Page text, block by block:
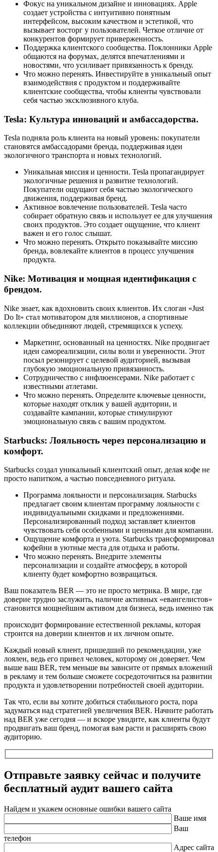
Фокус на уникальном дизайне и инновациях. Apple
создает устройства с интуитивно понятным
интерфейсом, высоким качеством и эстетикой, что
вызывает восторг у пользователей. Четкое отличие от
конкурентов формирует приверженность.
Поддержка клиентского сообщества. Поклонники Apple
общаются на форумах, делятся впечатлениями и
новостями, что усиливает привязанность к бренду.
Что можно перенять. Инвестируйте в уникальный опыт
взаимодействия с продуктом и поддерживайте
клиентские сообщества, чтобы клиенты чувствовали
себя частью эксклюзивного клуба.
Tesla: Культура инноваций и амбассадорства.
Tesla подняла роль клиента на новый уровень: покупатели
становятся амбассадорами бренда, поддерживая идеи
экологичного транспорта и новых технологий.
Уникальная миссия и ценности. Tesla пропагандирует
экологичные решения и развитие технологий.
Покупатели ощущают себя частью экологического
движения, поддерживая бренд.
Активное вовлечение пользователей. Tesla часто
собирает обратную связь и использует ее для улучшения
своих продуктов. Это создает ощущение, что клиент
важен и его голос слышат.
Что можно перенять. Открыто показывайте миссию
бренда, вовлекайте клиентов в процесс улучшения
продукта.
Nike: Мотивация и мощная идентификация с
брендом.
Nike знает, как вдохновить своих клиентов. Их слоган «Just
Do It» стал мотиватором для миллионов, а спортивные
коллекции объединяют людей, стремящихся к успеху.
Маркетинг, основанный на ценностях. Nike продвигает
идеи самореализации, силы воли и уверенности. Этот
посыл резонирует с целевой аудиторией, вызывая
глубокую эмоциональную привязанность.
Сотрудничество с инфлюенсерами. Nike работает с
известными атлетами.
Что можно перенять. Определите ключевые ценности,
которые находят отклик у вашей аудитории, и
создавайте кампании, которые стимулируют
эмоциональную связь с вашим продуктом.
Starbucks: Лояльность через персонализацию и
комфорт.
Starbucks создал уникальный клиентский опыт, делая кофе не
просто напитком, а частью повседневного ритуала.
Программа лояльности и персонализация. Starbucks
предлагает своим клиентам программу лояльности с
индивидуальными скидками и предложениями.
Персонализированный подход заставляет клиентов
чувствовать себя особенными и ценными для компании.
Ощущение комфорта и уюта. Starbucks трансформировал
кофейни в уютные места для отдыха и работы.
Что можно перенять. Внедрите элементы
персонализации и создайте атмосферу, в которой
клиенту будет комфортно возвращаться.
Ваш показатель BER — это не просто метрика. В мире, где
доверие трудно заслужить, наличие активных «евангелистов»
становится мощнейшим активом для бизнеса, ведь именно так
происходит формирование естественной рекламы, которая
строится на доверии клиентов и их личном опыте.
Каждый новый клиент, пришедший по рекомендации, уже
лоялен, ведь его привел человек, которому он доверяет. Чем
выше ваш BER, тем меньше вы зависите от прямых вложений
в рекламу и тем больше сможете сосредоточиться на развитии
продукта и удовлетворении потребностей своей аудитории.
Так что, если вы хотите добиться стабильного роста, пора
задуматься над стратегией увеличения BER. Начните работать
над BER уже сегодня — и вскоре увидите, как клиенты будут
продвигать ваш бренд, помогая вам расти и расширять свою
аудиторию.
Отправьте заявку сейчас и получите
бесплатный аудит вашего сайта
Найдем и укажем основные ошибки вашего сайта
Ваше имя
Ваш
телефон
Адрес сайта